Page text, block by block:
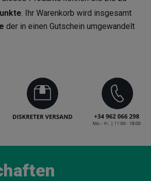
. Ihr Warenkorb wird insgesamt
der in einen Gutschein umgewandelt